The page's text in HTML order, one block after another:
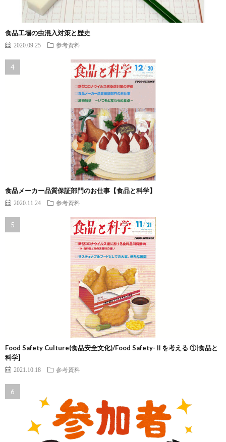
食品工場の虫混入対策と歴史
2020.09.25 参考資料
食品メーカー品質保証部門のお仕事【食品と科学】
2020.11.24 参考資料
Food Safety Culture(食品安全文化)/Food Safety-Ⅱを考える ①[食品と
科学]
2021.10.18 参考資料